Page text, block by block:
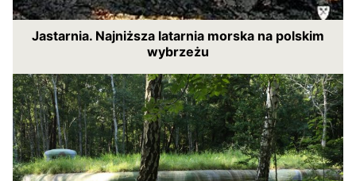
Jastarnia. Najniższa latarnia morska na polskim
wybrzeżu